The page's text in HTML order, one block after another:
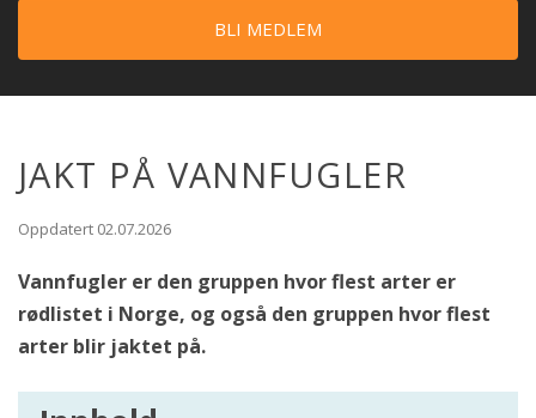
BLI MEDLEM
JAKT PÅ VANNFUGLER
Oppdatert 02.07.2026
Vannfugler er den gruppen hvor flest arter er
rødlistet i Norge, og også den gruppen hvor flest
arter blir jaktet på.